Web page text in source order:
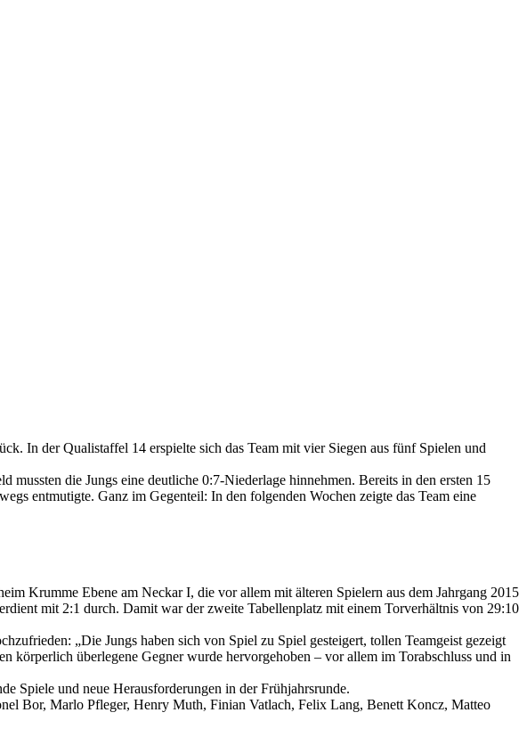
In der Qualistaffel 14 erspielte sich das Team mit vier Siegen aus fünf Spielen und
die Jungs eine deutliche 0:7-Niederlage hinnehmen. Bereits in den ersten 15
entmutigte. Ganz im Gegenteil: In den folgenden Wochen zeigte das Team eine
Krumme Ebene am Neckar I, die vor allem mit älteren Spielern aus dem Jahrgang 2015
mit 2:1 durch. Damit war der zweite Tabellenplatz mit einem Torverhältnis von 29:10
„Die Jungs haben sich von Spiel zu Spiel gesteigert, tollen Teamgeist gezeigt
körperlich überlegene Gegner wurde hervorgehoben – vor allem im Torabschluss und in
Spiele und neue Herausforderungen in der Frühjahrsrunde.
Bor, Marlo Pfleger, Henry Muth, Finian Vatlach, Felix Lang, Benett Koncz, Matteo